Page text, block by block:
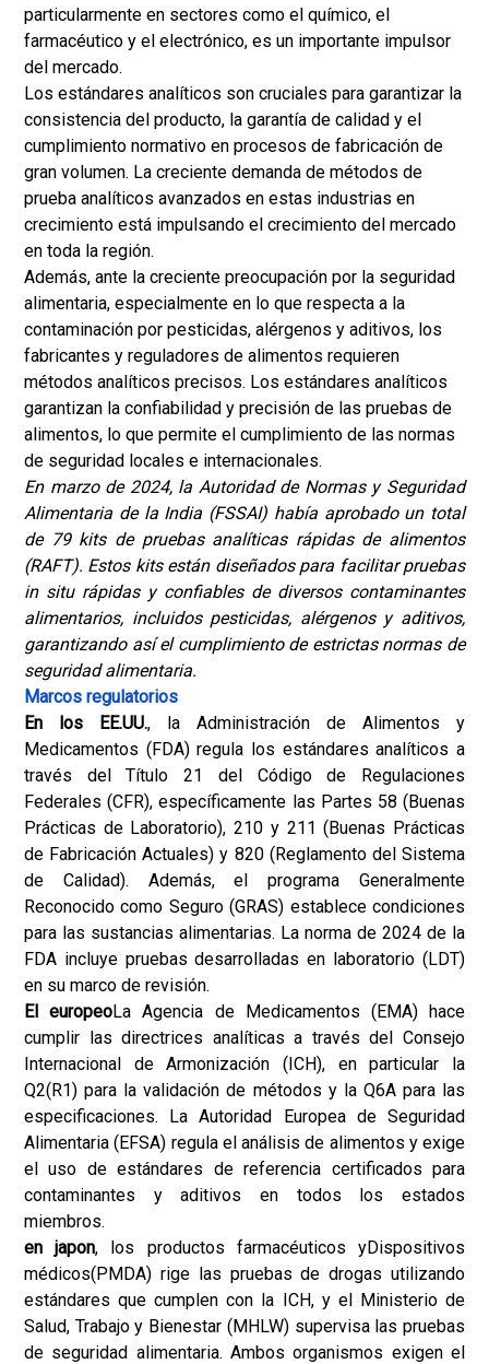
particularmente en sectores como el químico, el
farmacéutico y el electrónico, es un importante impulsor
del mercado.
Los estándares analíticos son cruciales para garantizar la
consistencia del producto, la garantía de calidad y el
cumplimiento normativo en procesos de fabricación de
gran volumen. La creciente demanda de métodos de
prueba analíticos avanzados en estas industrias en
crecimiento está impulsando el crecimiento del mercado
en toda la región.
Además, ante la creciente preocupación por la seguridad
alimentaria, especialmente en lo que respecta a la
contaminación por pesticidas, alérgenos y aditivos, los
fabricantes y reguladores de alimentos requieren
métodos analíticos precisos. Los estándares analíticos
garantizan la confiabilidad y precisión de las pruebas de
alimentos, lo que permite el cumplimiento de las normas
de seguridad locales e internacionales.
En marzo de 2024, la Autoridad de Normas y Seguridad
Alimentaria de la India (FSSAI) había aprobado un total
de 79 kits de pruebas analíticas rápidas de alimentos
(RAFT). Estos kits están diseñados para facilitar pruebas
in situ rápidas y confiables de diversos contaminantes
alimentarios, incluidos pesticidas, alérgenos y aditivos,
garantizando así el cumplimiento de estrictas normas de
seguridad alimentaria.
Marcos regulatorios
En los EE.UU., la Administración de Alimentos y
Medicamentos (FDA) regula los estándares analíticos a
través del Título 21 del Código de Regulaciones
Federales (CFR), específicamente las Partes 58 (Buenas
Prácticas de Laboratorio), 210 y 211 (Buenas Prácticas
de Fabricación Actuales) y 820 (Reglamento del Sistema
de Calidad). Además, el programa Generalmente
Reconocido como Seguro (GRAS) establece condiciones
para las sustancias alimentarias. La norma de 2024 de la
FDA incluye pruebas desarrolladas en laboratorio (LDT)
en su marco de revisión.
El europeoLa Agencia de Medicamentos (EMA) hace
cumplir las directrices analíticas a través del Consejo
Internacional de Armonización (ICH), en particular la
Q2(R1) para la validación de métodos y la Q6A para las
especificaciones. La Autoridad Europea de Seguridad
Alimentaria (EFSA) regula el análisis de alimentos y exige
el uso de estándares de referencia certificados para
contaminantes y aditivos en todos los estados
miembros.
en japon, los productos farmacéuticos yDispositivos
médicos(PMDA) rige las pruebas de drogas utilizando
estándares que cumplen con la ICH, y el Ministerio de
Salud, Trabajo y Bienestar (MHLW) supervisa las pruebas
de seguridad alimentaria. Ambos organismos exigen el